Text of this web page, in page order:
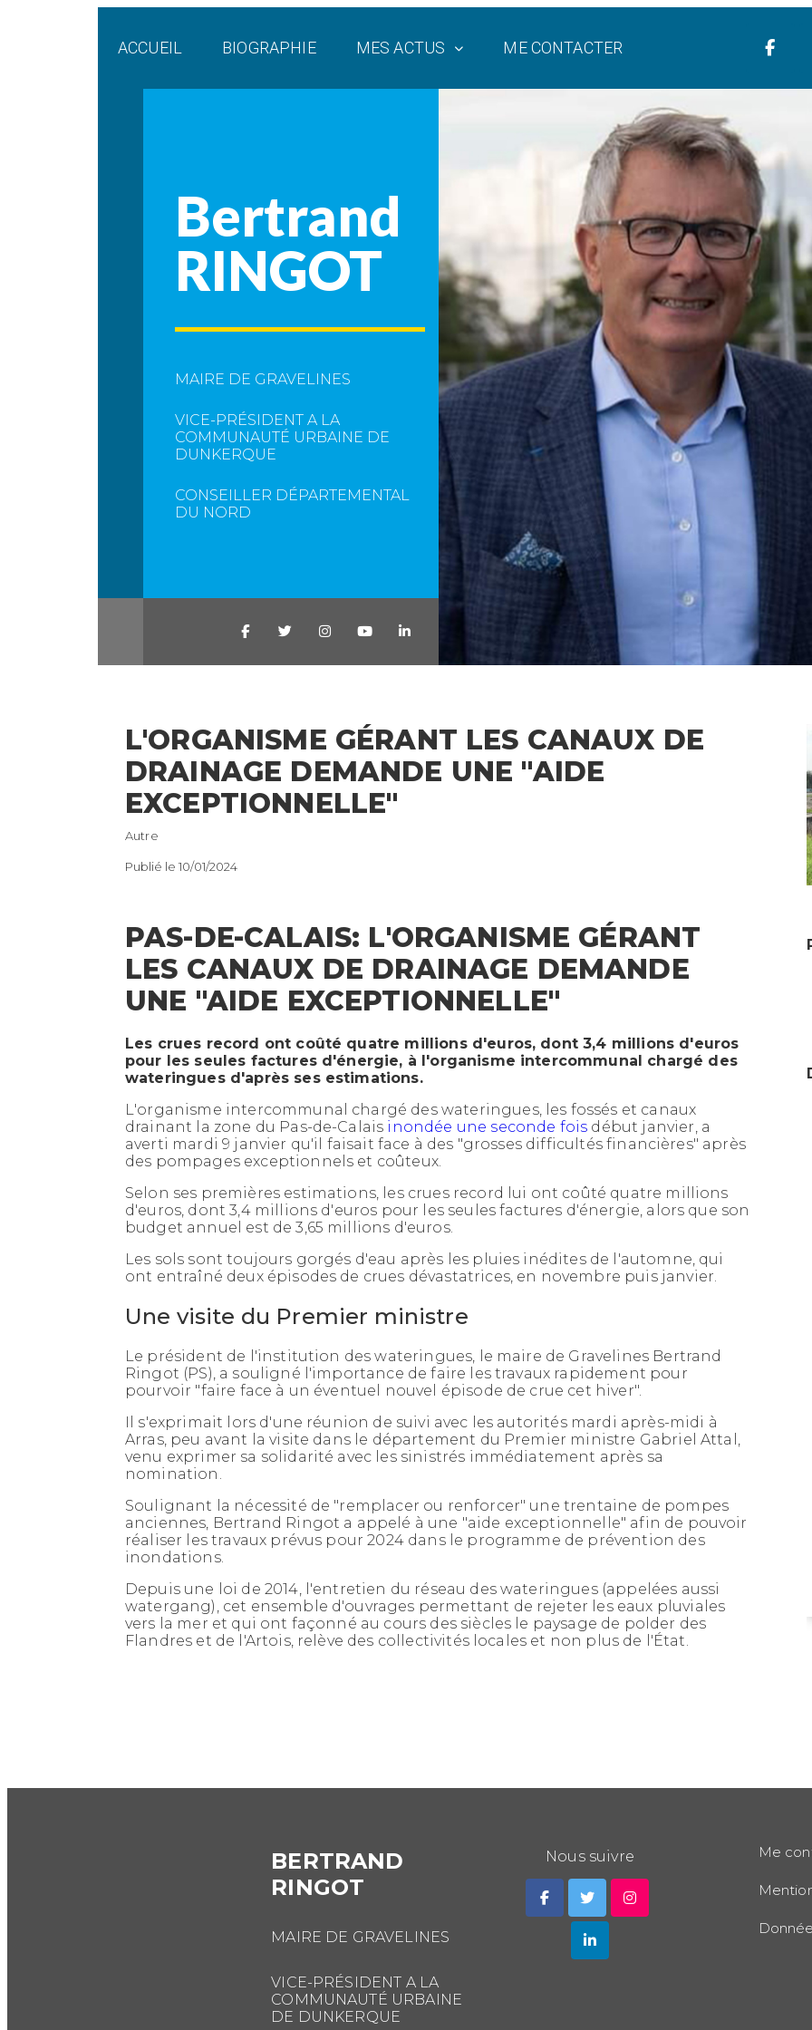
ACCUEIL BIOGRAPHIE MES ACTUS ME CONTACTER
Bertrand
RINGOT
MAIRE DE GRAVELINES
VICE-PRÉSIDENT A LA
COMMUNAUTÉ URBAINE DE
DUNKERQUE
CONSEILLER DÉPARTEMENTAL
DU NORD
L'ORGANISME GÉRANT LES CANAUX DE
DRAINAGE DEMANDE UNE "AIDE
EXCEPTIONNELLE"
Autre
Publié le 10/01/2024
PAS-DE-CALAIS: L'ORGANISME GÉRANT
LES CANAUX DE DRAINAGE DEMANDE
UNE "AIDE EXCEPTIONNELLE"
Les crues record ont coûté quatre millions d'euros, dont 3,4 millions d'euros
pour les seules factures d'énergie, à l'organisme intercommunal chargé des
wateringues d'après ses estimations.
L'organisme intercommunal chargé des wateringues, les fossés et canaux
drainant la zone du Pas-de-Calais inondée une seconde fois début janvier, a
averti mardi 9 janvier qu'il faisait face à des "grosses difficultés financières" après
des pompages exceptionnels et coûteux.
Selon ses premières estimations, les crues record lui ont coûté quatre millions
d'euros, dont 3,4 millions d'euros pour les seules factures d'énergie, alors que son
budget annuel est de 3,65 millions d'euros.
Les sols sont toujours gorgés d'eau après les pluies inédites de l'automne, qui
ont entraîné deux épisodes de crues dévastatrices, en novembre puis janvier.
Une visite du Premier ministre
Le président de l'institution des wateringues, le maire de Gravelines Bertrand
Ringot (PS), a souligné l'importance de faire les travaux rapidement pour
pourvoir "faire face à un éventuel nouvel épisode de crue cet hiver".
Il s'exprimait lors d'une réunion de suivi avec les autorités mardi après-midi à
Arras, peu avant la visite dans le département du Premier ministre Gabriel Attal,
venu exprimer sa solidarité avec les sinistrés immédiatement après sa
nomination.
Soulignant la nécessité de "remplacer ou renforcer" une trentaine de pompes
anciennes, Bertrand Ringot a appelé à une "aide exceptionnelle" afin de pouvoir
réaliser les travaux prévus pour 2024 dans le programme de prévention des
inondations.
Depuis une loi de 2014, l'entretien du réseau des wateringues (appelées aussi
watergang), cet ensemble d'ouvrages permettant de rejeter les eaux pluviales
vers la mer et qui ont façonné au cours des siècles le paysage de polder des
Flandres et de l'Artois, relève des collectivités locales et non plus de l'État.
COMMUNE REPENSE
L’USAGE DE SON EAU
Publié le 23/05/2023
Avec son plan de sobriété sur l’eau
présenté en avril, Emmanuel Macron
veut adopter une tarification
urbaine de...
suite
BERTRAND
RINGOT
MAIRE DE GRAVELINES
VICE-PRÉSIDENT A LA
COMMUNAUTÉ URBAINE
DE DUNKERQUE
Nous suivre Me
Panneau de gestion des cookies